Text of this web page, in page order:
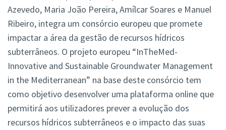
Azevedo, Maria João Pereira, Amílcar Soares e Manuel
Ribeiro, integra um consórcio europeu que promete
impactar a área da gestão de recursos hídricos
subterrâneos. O projeto europeu “InTheMed-
Innovative and Sustainable Groundwater Management
in the Mediterranean” na base deste consórcio tem
como objetivo desenvolver uma plataforma online que
permitirá aos utilizadores prever a evolução dos
recursos hídricos subterrâneos e o impacto das suas